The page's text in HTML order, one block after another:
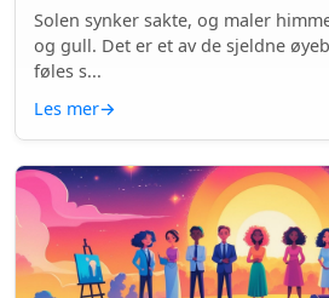
Solen synker sakte, og maler
og gull. Det er et av de sjeldne
føles s...
Les mer→